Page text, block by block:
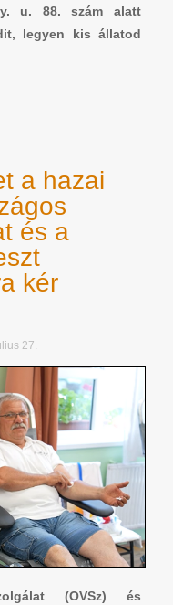
u. 88. szám alatt
legyen kis állatod
a hazai
és a
kér
27.
(OVSz) és